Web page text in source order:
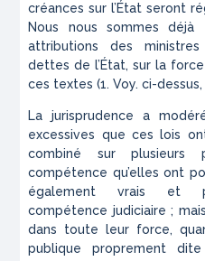
créances sur l’État seront
Nous nous sommes déjà
attributions des
dettes de l’État, sur la
ces textes (1. Voy. ci-
La jurisprudence a
excessives que ces lois
combiné sur plusieurs
compétence qu’elles ont
également vrais et
compétence judiciaire ;
dans toute leur force,
publique proprement